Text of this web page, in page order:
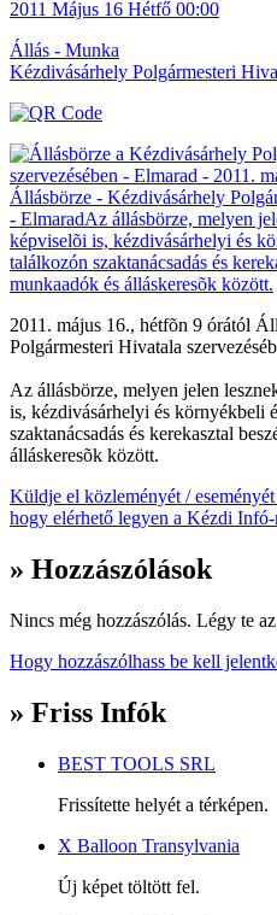
2011 Május 16 Hétfő 00:00
Állás - Munka
Kézdivásárhely Polgármesteri
2011. május 16., hétfõn 9 órától
Polgármesteri Hivatala
Az állásbörze, melyen jelen
is, kézdivásárhelyi és környékbeli
szaktanácsadás és kerekasztal
álláskeresõk között.
Küldje el közleményét /
hogy elérhető legyen a Kézdi Infó-
» Hozzászólások
Nincs még hozzászólás. Légy te
Hogy hozzászólhass be kell
» Friss Infók
BEST TOOLS SRL
Frissítette helyét a térképen.
X Balloon Transylvania
Új képet töltött fel.